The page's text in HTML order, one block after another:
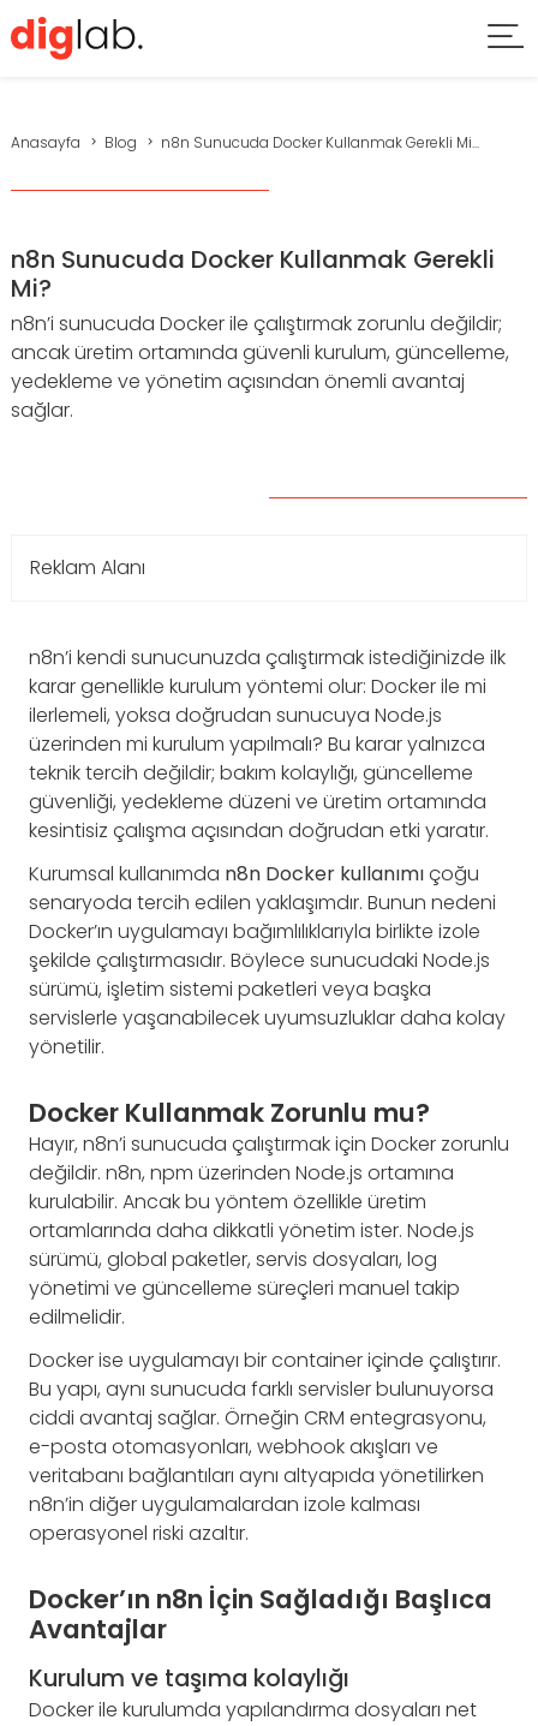
Anasayfa Blog n8n Sunucuda Docker Kullanmak Gerekli Mi...
n8n Sunucuda Docker Kullanmak Gerekli
Mi?
n8n’i sunucuda Docker ile çalıştırmak zorunlu değildir;
ancak üretim ortamında güvenli kurulum, güncelleme,
yedekleme ve yönetim açısından önemli avantaj
sağlar.
Reklam Alanı
n8n’i kendi sunucunuzda çalıştırmak istediğinizde ilk
karar genellikle kurulum yöntemi olur: Docker ile mi
ilerlemeli, yoksa doğrudan sunucuya Node.js
üzerinden mi kurulum yapılmalı? Bu karar yalnızca
teknik tercih değildir; bakım kolaylığı, güncelleme
güvenliği, yedekleme düzeni ve üretim ortamında
kesintisiz çalışma açısından doğrudan etki yaratır.
Kurumsal kullanımda n8n Docker kullanımıçoğu
senaryoda tercih edilen yaklaşımdır. Bunun nedeni
Docker’ın uygulamayı bağımlılıklarıyla birlikte izole
şekilde çalıştırmasıdır. Böylece sunucudaki Node.js
sürümü, işletim sistemi paketleri veya başka
servislerle yaşanabilecek uyumsuzluklar daha kolay
yönetilir.
Docker Kullanmak Zorunlu mu?
Hayır, n8n’i sunucuda çalıştırmak için Docker zorunlu
değildir. n8n, npm üzerinden Node.js ortamına
kurulabilir. Ancak bu yöntem özellikle üretim
ortamlarında daha dikkatli yönetim ister. Node.js
sürümü, global paketler, servis dosyaları, log
yönetimi ve güncelleme süreçleri manuel takip
edilmelidir.
Docker ise uygulamayı bir container içinde çalıştırır.
Bu yapı, aynı sunucuda farklı servisler bulunuyorsa
ciddi avantaj sağlar. Örneğin CRM entegrasyonu,
e-posta otomasyonları, webhook akışları ve
veritabanı bağlantıları aynı altyapıda yönetilirken
n8n’in diğer uygulamalardan izole kalması
operasyonel riski azaltır.
Docker’ın n8n İçin Sağladığı Başlıca
Avantajlar
Kurulum ve taşıma kolaylığı
Docker ile kurulumda yapılandırma dosyaları net